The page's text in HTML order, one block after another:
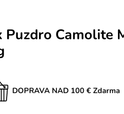
Puzdro Camolite
DOPRAVA NAD 100 € Zdarma